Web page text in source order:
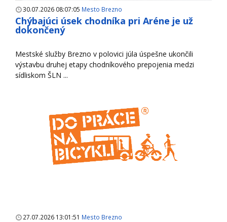
30.07.2026 08:07:05 Mesto Brezno
Chýbajúci úsek chodníka pri Aréne je už
dokončený
Mestské služby Brezno v polovici júla úspešne ukončili
výstavbu druhej etapy chodníkového prepojenia medzi
sídliskom ŠLN ...
27.07.2026 13:01:51 Mesto Brezno